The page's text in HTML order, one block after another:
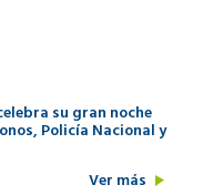
su gran noche
Policía Nacional y
Ver más